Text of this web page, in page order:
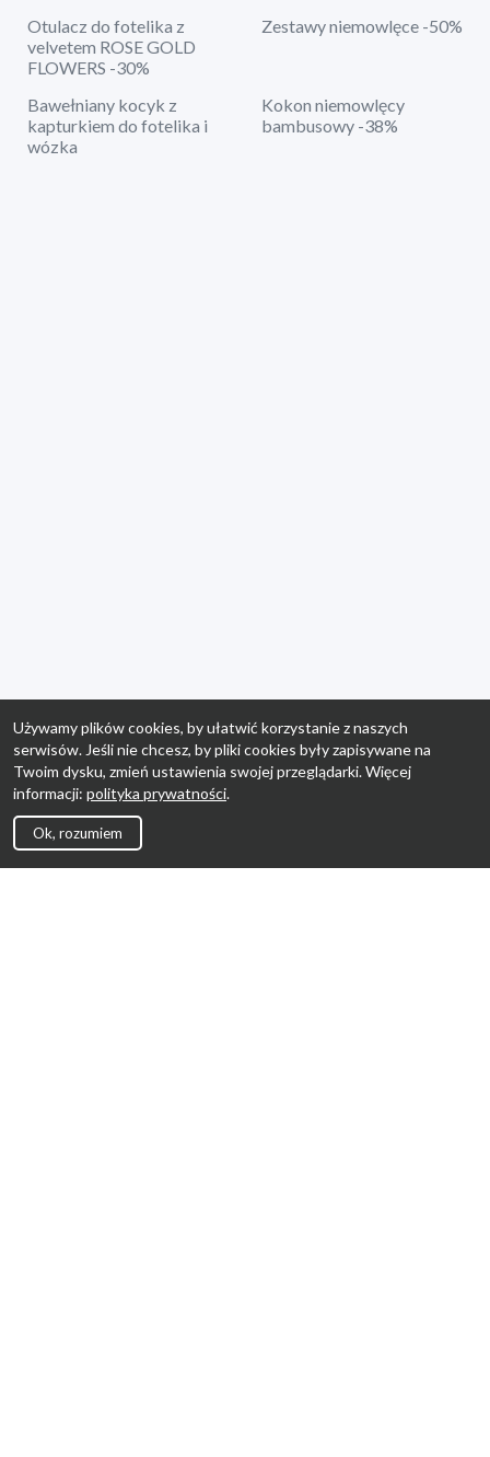
Otulacz do fotelika z
velvetem ROSE GOLD
FLOWERS -30%
Zestawy niemowlęce -50%
Bawełniany kocyk z
kapturkiem do fotelika i
wózka
Kokon niemowlęcy
bambusowy -38%
Używamy plików cookies, by ułatwić korzystanie z naszych
serwisów. Jeśli nie chcesz, by pliki cookies były zapisywane na
Twoim dysku, zmień ustawienia swojej przeglądarki. Więcej
informacji: polityka prywatności.
Ok, rozumiem